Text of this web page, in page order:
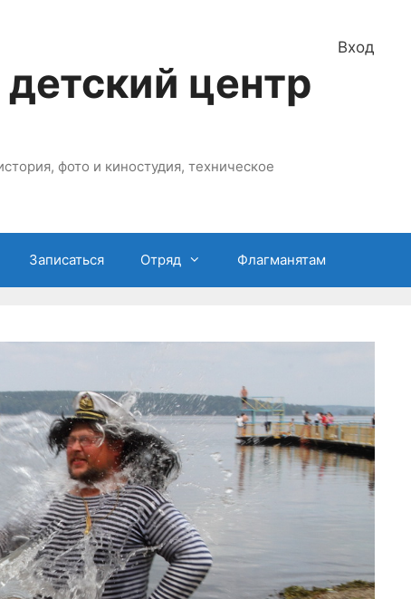
Вход
центр
фото и киностудия, техническое
Записаться Отряд Флагманятам